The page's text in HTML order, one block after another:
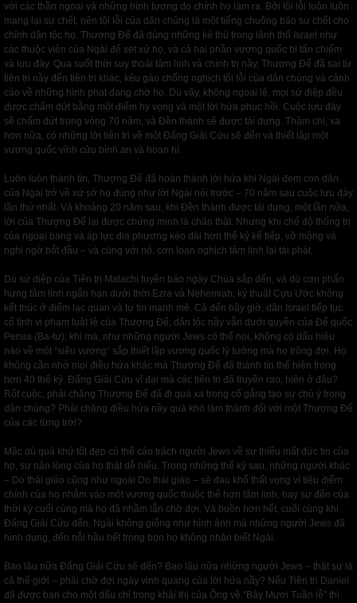
với các thần ngoại và những hình tượng do chính họ làm ra. Bởi tội lỗi luôn luôn
mang lại sự chết, nên tội lỗi của dân chúng là một tiếng chuông báo sự chết cho
chính dân tộc họ. Thượng Đế đã dùng những kẻ thù trong lãnh thổ Israel như
các thuộc viên của Ngài để xét xử họ, và cả hai phần vương quốc bị tấn chiếm
và lưu đày. Qua suốt thời suy thoái tâm linh và chính trị nầy, Thượng Đế đã sai từ
tiên tri nầy đến tiên tri khác, kêu gào chống nghịch tội lỗi của dân chúng và cảnh
cáo về những hình phạt đang chờ họ. Dù vậy, không ngoại lệ, mọi sứ điệp đều
được chấm dứt bằng một điểm hy vọng và một lời hứa phục hồi. Cuộc lưu đày
sẽ chấm dứt trong vòng 70 năm, và Đền thánh sẽ được tái dựng. Thậm chí, xa
hơn nữa, có những lời tiên tri về một Đấng Giải Cứu sẽ đến và thiết lập một
vương quốc vĩnh cửu bình an và hoan hỉ.
Luôn luôn thành tín, Thượng Đế đã hoàn thành lời hứa khi Ngài đem con dân
của Ngài trở về xứ sở họ đúng như lời Ngài nói trước – 70 năm sau cuộc lưu đày
lần thứ nhất. Và khoảng 20 năm sau, khi Đền thánh được tái dựng, một lần nữa,
lời của Thượng Đế lại được chứng minh là chân thật. Nhưng khi chế độ thống trị
của ngoại bang và áp lực địa phương kéo dài hơn thế kỷ kế tiếp, vỡ mộng và
nghi ngờ bắt đầu – và cùng với nó, cơn loạn nghịch tâm linh lại tái phát.
Dù sứ điệp của Tiên tri Malachi tuyên báo ngày Chúa sắp đến, và dù cơn phấn
hưng tâm linh ngắn hạn dưới thời Ezra và Nehemiah, ký thuật Cựu Ước không
kết thúc ở điểm lạc quan và tự tin mạnh mẽ. Cả đến bây giờ, dân Israel tiếp tục
cố tình vi phạm luật lệ của Thượng Đế; dân tộc nầy vẫn dưới quyền của Đế quốc
Persia (Ba-tư), khi mà, như những người Jews có thể nói, không có dấu hiệu
nào về một “siêu vương” sắp thiết lập vương quốc lý tưởng mà họ trông đợi. Họ
không cần nhớ mọi điều hứa khác mà Thượng Đế đã thành tín thể hiện trong
hơn 40 thế kỷ. Đấng Giải Cứu vĩ đại mà các tiên tri đã truyền rao, hiện ở đâu?
Rốt cuộc, phải chăng Thượng Đế đã đi quá xa trong cố gắng tạo sự chú ý trong
dân chúng? Phải chăng điều hứa nầy quá khó làm thành đối với một Thượng Đế
của các từng trời?
Mặc dù quá khứ tốt đẹp có thể cáo trách người Jews về sự thiếu mất đức tin của
họ, sự nản lòng của họ thật dễ hiểu. Trong những thế kỷ sau, những người khác
– Do thái giáo cũng như ngoài Do thái giáo – sẽ đau khổ thất vọng vì tiêu điểm
chính của họ nhắm vào một vương quốc thuộc thể hơn tâm linh, hay sự đến của
thời kỳ cuối cùng mà họ đã nhầm lẫn chờ đợi. Và buồn hơn hết, cuối cùng khi
Đấng Giải Cứu đến, Ngài không giống như hình ảnh mà những người Jews đã
hình dung, đến nỗi hầu hết trong bọn họ không nhận biết Ngài.
Bao lâu nữa Đấng Giải Cứu sẽ đến? Bao lâu nữa những người Jews – thật sự là
cả thế giới – phải chờ đợi ngày vinh quang của lời hứa nầy? Nếu Tiên tri Daniel
đã được ban cho một dấu chỉ trong khải thị của Ông về “Bảy Mươi Tuần lễ” thì